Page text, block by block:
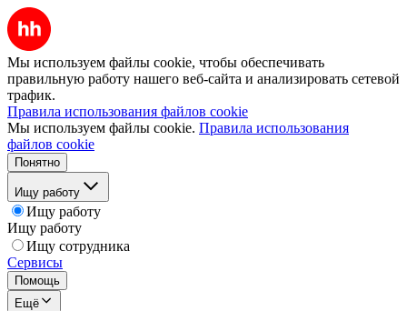
Мы используем файлы cookie, чтобы обеспечивать
правильную работу нашего веб-сайта и анализировать сетевой
трафик.
Правила использования файлов cookie
Мы используем файлы cookie. Правила использования
файлов cookie
Понятно
Ищу работу
Ищу работу
Ищу работу
Ищу сотрудника
Сервисы
Помощь
Ещё